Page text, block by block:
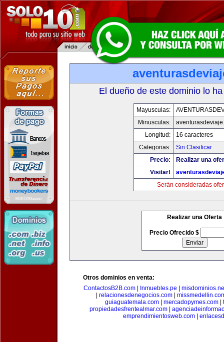
El dueño de este dominio lo
Mayusculas:
Minusculas:
Longitud:
16 caracteres
Categorias:
Sin Clasificar
Precio:
Realizar una
Visitar!
Serán consideradas
Realizar una Oferta
Precio Ofrecido $
Otros dominios en venta:
ContactosB2B.com
Inmuebles.pe
relacionesdenegocios.com|
guiaguatemala.com
mercadopymes.com
propiedadesfrentealmar.com
emprendimientosweb.com